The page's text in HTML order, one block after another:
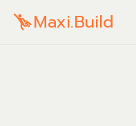
Maxi.Build